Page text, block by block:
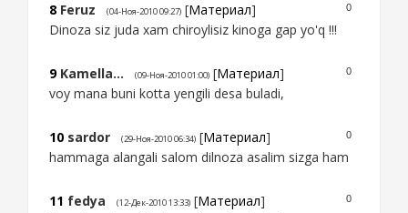
0
8 Feruz (04-Ноя-2010 09:27) [Материал]
Dinoza siz juda xam chiroylisiz kinoga gap yo'q !!!
0
9 Kamella... (09-Ноя-2010 01:00) [Материал]
voy mana buni kotta yengili desa buladi,
0
10 sardor (29-Ноя-2010 06:34) [Материал]
hammaga alangali salom dilnoza asalim sizga ham
0
11 fedya (12-Дек-2010 13:33) [Материал]